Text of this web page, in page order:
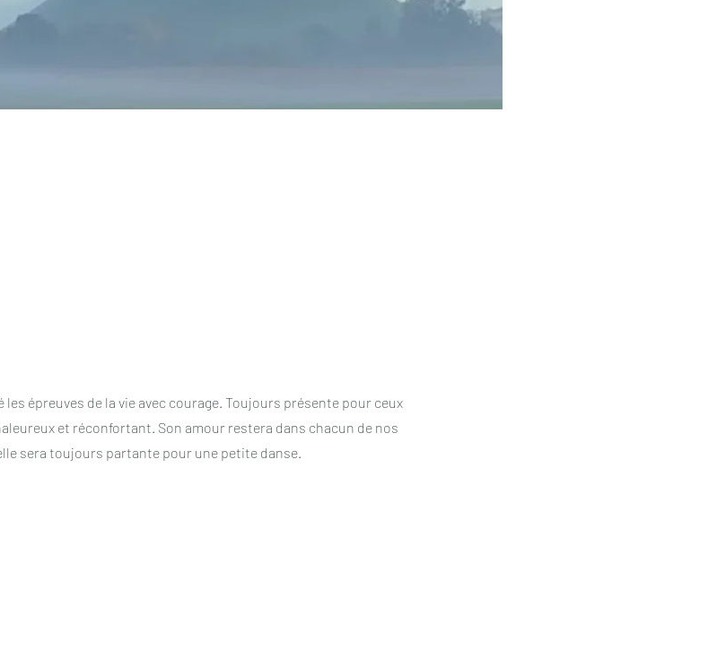
épreuves de la vie avec courage. Toujours présente pour ceux
et réconfortant. Son amour restera dans chacun de nos
sera toujours partante pour une petite danse.